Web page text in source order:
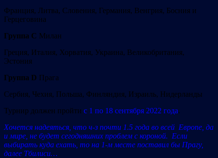
Франция, Литва, Словения, Германия, Венгрия, Босния и
Герцеговина
Группа С Милан
Греция, Италия, Хорватия, Украина, Великобритания,
Эстония
Группа D Прага
Сербия, Чехия, Польша, Финляндия, Израиль, Нидерланды
Турнир должен пройти с 1 по 18 сентября 2022 года.
Хочется надеяться, что ч-з почти 1.5 года во всей Европе, да
и мире, не будет сегодняшних проблем с короной. Если
выбирать куда ехать, то на 1-м месте поставил бы Прагу,
далее Тбилиси…